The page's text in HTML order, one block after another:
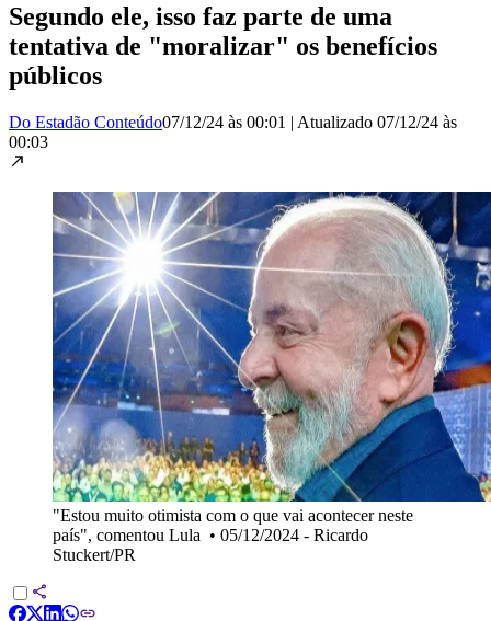
Segundo ele, isso faz parte de uma
tentativa de "moralizar" os benefícios
públicos
Do Estadão Conteúdo07/12/24 às 00:01 | Atualizado 07/12/24 às
00:03
"Estou muito otimista com o que vai acontecer neste
país", comentou Lula • 05/12/2024 - Ricardo
Stuckert/PR